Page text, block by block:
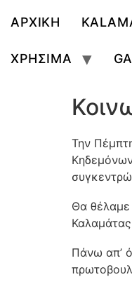
ΑΡΧΙΚΗ
ΧΡΗΣΙΜΑ
Την
Θα θέλαμε
Πάνω απ’